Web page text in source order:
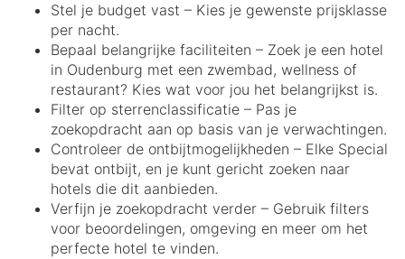
Stel je budget vast – Kies je gewenste prijsklasse
per nacht.
Bepaal belangrijke faciliteiten – Zoek je een hotel
in Oudenburg met een zwembad, wellness of
restaurant? Kies wat voor jou het belangrijkst is.
Filter op sterrenclassificatie – Pas je
zoekopdracht aan op basis van je verwachtingen.
Controleer de ontbijtmogelijkheden – Elke Special
bevat ontbijt, en je kunt gericht zoeken naar
hotels die dit aanbieden.
Verfijn je zoekopdracht verder – Gebruik filters
voor beoordelingen, omgeving en meer om het
perfecte hotel te vinden.